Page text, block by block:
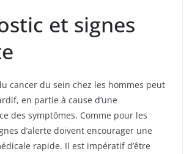
et signes
cancer du sein chez les hommes peut
en partie à cause d’une
des symptômes. Comme pour les
d’alerte doivent encourager une
rapide. Il est impératif d’être